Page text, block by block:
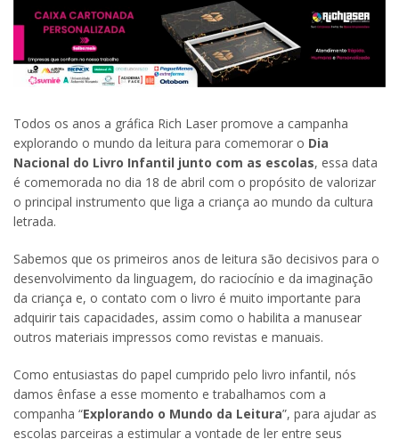
Todos os anos a gráfica Rich Laser promove a campanha
explorando o mundo da leitura para comemorar o Dia
Nacional do Livro Infantil junto com as escolas, essa data
é comemorada no dia 18 de abril com o propósito de valorizar
o principal instrumento que liga a criança ao mundo da cultura
letrada.
Sabemos que os primeiros anos de leitura são decisivos para o
desenvolvimento da linguagem, do raciocínio e da imaginação
da criança e, o contato com o livro é muito importante para
adquirir tais capacidades, assim como o habilita a manusear
outros materiais impressos como revistas e manuais.
Como entusiastas do papel cumprido pelo livro infantil, nós
damos ênfase a esse momento e trabalhamos com a
companha “Explorando o Mundo da Leitura”, para ajudar as
escolas parceiras a estimular a vontade de ler entre seus